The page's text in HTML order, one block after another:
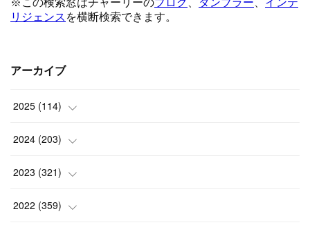
アーカイブ
2025 (114)
(1)
(8)
(6)
2024 (203)
(24)
(10)
2023 (321)
(25)
2022 (359)